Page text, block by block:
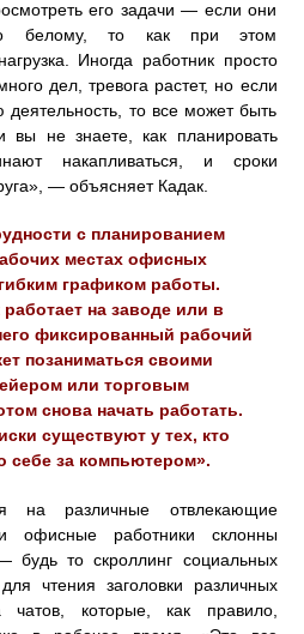
его задачи — если они
белому, то как при этом
Иногда работник просто
дел, тревога растет, но если
то все может быть
не знаете, как планировать
накапливаться, и сроки
— объясняет Кадак.
с планированием
местах офисных
графиком работы.
работает на заводе или в
фиксированный рабочий
позаниматься своими
или торговым
снова начать работать.
существуют у тех, кто
себе за компьютером».
на различные отвлекающие
офисные работники склонны
будь то скроллинг социальных
чтения заголовки различных
чатов, которые, как правило,